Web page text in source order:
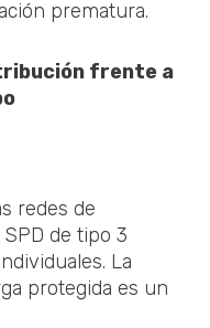
prematura.
frente a
redes de
de tipo 3
La
protegida es un